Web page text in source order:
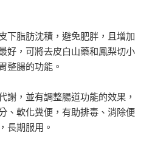
下脂肪沈積，避免肥胖，且增加
好，可將去皮白山藥和鳳梨切小
整腸的功能。
謝，並有調整腸道功能的效果，
、軟化糞便，有助排毒、消除便
長期服用。